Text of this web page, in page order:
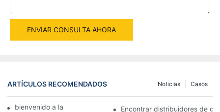
ENVIAR CONSULTA AHORA
ARTÍCULOS RECOMENDADOS Casos
Noticias
bienvenido a la máquina mundial Encontrar distribuidores de